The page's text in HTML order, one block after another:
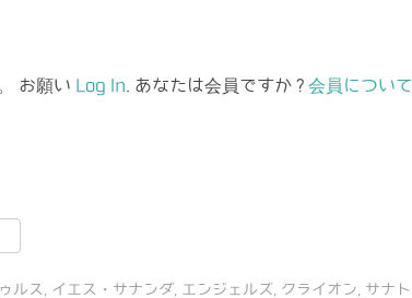
お願い Log In . あなたは会員ですか ? 会員について
ルス イエス・サナンダ エンジェルズ クライオン
サナト